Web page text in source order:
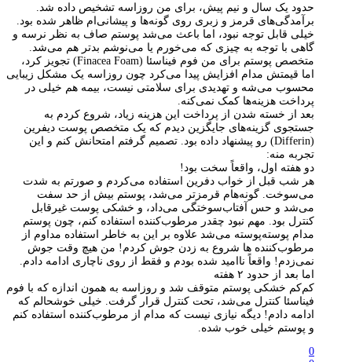
حدود یک سال و نیم پیش، برای من روزاسه تشخیص داده شد.
برآمدگی‌های قرمز و زبری روی گونه‌ها و پیشانی‌ام ظاهر شده بود.
خیلی قابل توجه نبود، اما باعث می‌شد پوستم صاف به نظر نرسه و
گاهی با توجه به چیزی که می‌خورم یا می‌نوشم بدتر هم می‌شد.
متخصص پوستم برای من فوم فیناسئا (Finacea Foam) تجویز کرد،
اما قیمتش مدام افزایش پیدا می‌کرد چون روزاسه یک مشکل زیبایی
محسوب می‌شه و تهدیدی برای سلامتی نیست، بیمه هم خیلی در
پرداخت هزینه‌ها کمک نمی‌کنه.
بعد از خسته شدن از پرداخت این هزینه زیاد، شروع کردم به
جستجوی گزینه‌های جایگزین دیدم که یک متخصص پوست دیفرین
(Differin) رو پیشنهاد داده بود. تصمیم گرفتم امتحانش کنم و این
تجربه منه:
دو هفته اول، واقعاً سخت بود!
هر شب قبل از خواب دفرین استفاده می‌کردم و صورتم به شدت
می‌سوخت. گونه‌هام قرمزتر می‌شد، پوستم بیش از حد سفت
می‌شد و حس آفتاب‌سوختگی می‌داد، و خشکی پوست غیرقابل
کنترل بود. مهم نبود چقدر مرطوب‌کننده استفاده کنم، چون پوستم
مدام پوسته‌پوسته می‌شد علاوه بر این به خاطر استفاده مداوم از
مرطوب‌کننده‌ ها شروع به زدن جوش کردم! من هیچ وقت جوش
نمی‌زدم! واقعاً ناامید شده بودم و فقط از روی ناچاری ادامه دادم.
اما بعد از حدود ۲ هفته
کم‌کم خشکی پوستم متوقف شد و روزاسه به همون اندازه که با فوم
فیناسئا کنترل می‌شد، تحت کنترل قرار گرفت. خیلی خوشحالم که
ادامه دادم! دیگه نیازی نیست که مدام از مرطوب‌کننده استفاده کنم
و پوستم خیلی خوب شده.
0